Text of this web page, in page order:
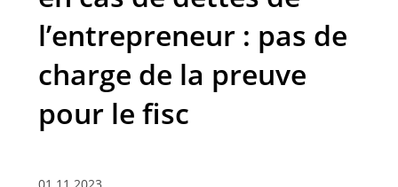
l’entrepreneur : pas de
charge de la preuve
pour le fisc